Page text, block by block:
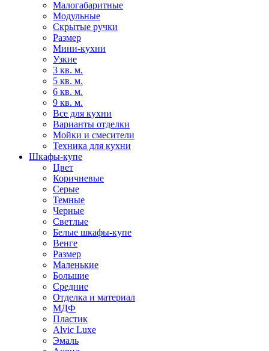
Малогабаритные
Модульные
Скрытые ручки
Размер
Мини-кухни
Узкие
3 кв. м.
5 кв. м.
6 кв. м.
9 кв. м.
Все для кухни
Варианты отделки
Мойки и смесители
Техника для кухни
Шкафы-купе
Цвет
Коричневые
Серые
Темные
Черные
Светлые
Белые шкафы-купе
Венге
Размер
Маленькие
Большие
Средние
Отделка и материал
МДФ
Пластик
Alvic Luxe
Эмаль